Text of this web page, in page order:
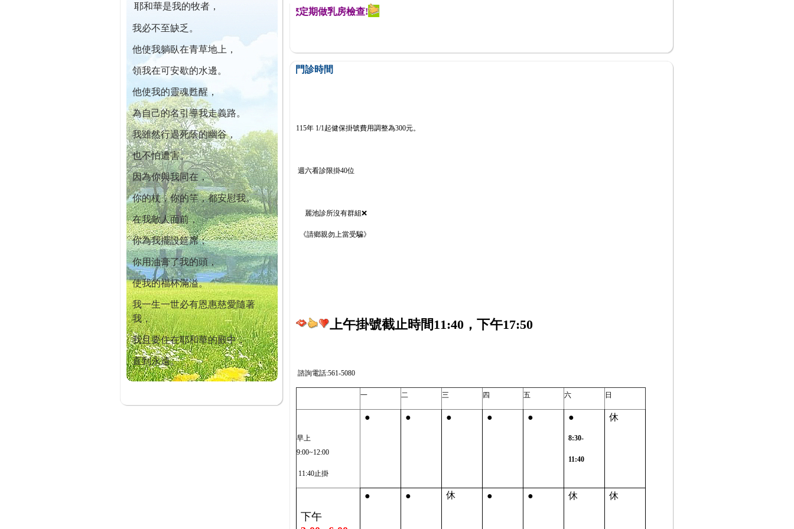
耶和華是我的牧者，
我必不至缺乏。
他使我躺臥在青草地上，
領我在可安歇的水邊。
他使我的靈魂甦醒，
為自己的名引導我走義路。
我雖然行過死蔭的幽谷，
也不怕遭害。
因為你與我同在，
你的杖，你的竿，都安慰我。
在我敵人面前，
你為我擺設筵席；
你用油膏了我的頭，
使我的福杯滿溢。
我一生一世必有恩惠慈愛隨著
我，
我且要住在耶和華的殿中，
直到永遠。
本院自開幕迄今已篩檢出1700位乳癌患者,提醒您定期做乳房檢查!
門診時間
115年 1/1起健保掛號費用調整為300元。
週六看診限掛40位
麗池診所沒有群組❌
《請鄉親勿上當受騙》
上午掛號截止時間11:40，下午17:50
諮詢電話:561-5080
一 二 三 四 五 六 日
早上
9:00~12:00
11:40止掛
● ● ● ● ● ●
8:30-
11:40
休
下午
● ● 休 ● ● 休 休